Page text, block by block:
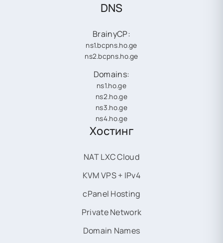
DNS
BrainyCP:
ns1.bcpns.ho.ge
ns2.bcpns.ho.ge
Domains:
ns1.ho.ge
ns2.ho.ge
ns3.ho.ge
ns4.ho.ge
Хостинг
NAT LXC Cloud
KVM VPS + IPv4
cPanel Hosting
Private Network
Domain Names